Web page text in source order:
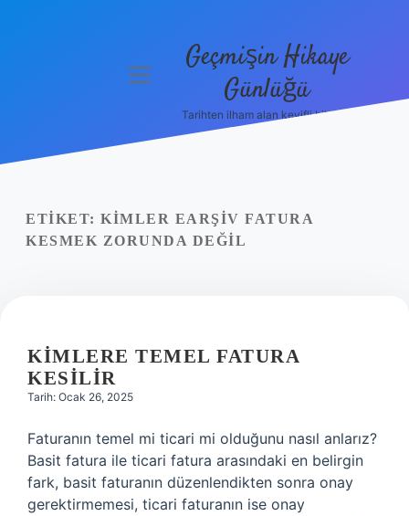
Yasal Uyarı
menüyü
Geçmişin Hikaye
Günlüğü
Tarihten ilham alan keyifli bilgiler!
ETIKET: KIMLER EARŞIV FATURA
KESMEK ZORUNDA DEĞIL
KIMLERE TEMEL FATURA
KESILIR
Tarih: Ocak 26, 2025
Faturanın temel mi ticari mi olduğunu nasıl anlarız?
Basit fatura ile ticari fatura arasındaki en belirgin
fark, basit faturanın düzenlendikten sonra onay
gerektirmemesi, ticari faturanın ise onay